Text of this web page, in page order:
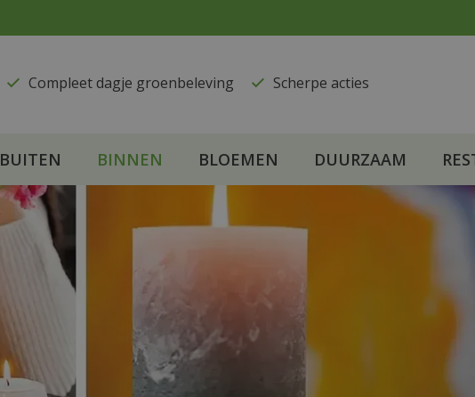
​Compleet dagje groenbeleving ​Scherpe acties
BUITEN BINNEN BLOEMEN DUURZAAM